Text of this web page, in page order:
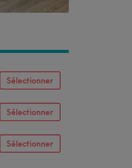
Sélectionner
Sélectionner
Sélectionner